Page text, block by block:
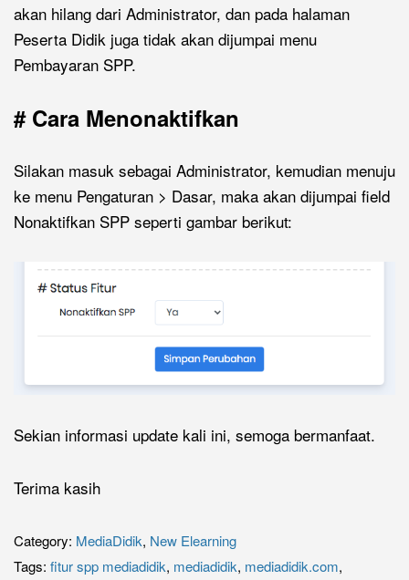
akan hilang dari Administrator, dan pada halaman
Peserta Didik juga tidak akan dijumpai menu
Pembayaran SPP.
# Cara Menonaktifkan
Silakan masuk sebagai Administrator, kemudian menuju
ke menu Pengaturan > Dasar, maka akan dijumpai field
Nonaktifkan SPP seperti gambar berikut:
Sekian informasi update kali ini, semoga bermanfaat.
Terima kasih
Category: MediaDidik, New Elearning
Tags: fitur spp mediadidik, mediadidik, mediadidik.com,